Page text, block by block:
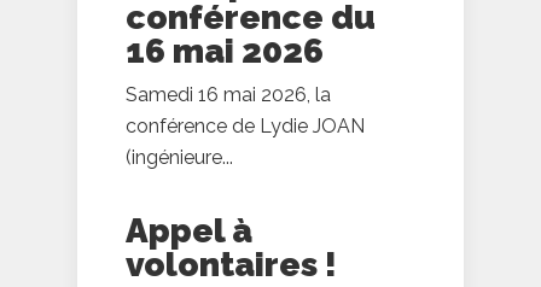
conférence du
16 mai 2026
Samedi 16 mai 2026, la
conférence de Lydie JOAN
(ingénieure...
Appel à
volontaires !